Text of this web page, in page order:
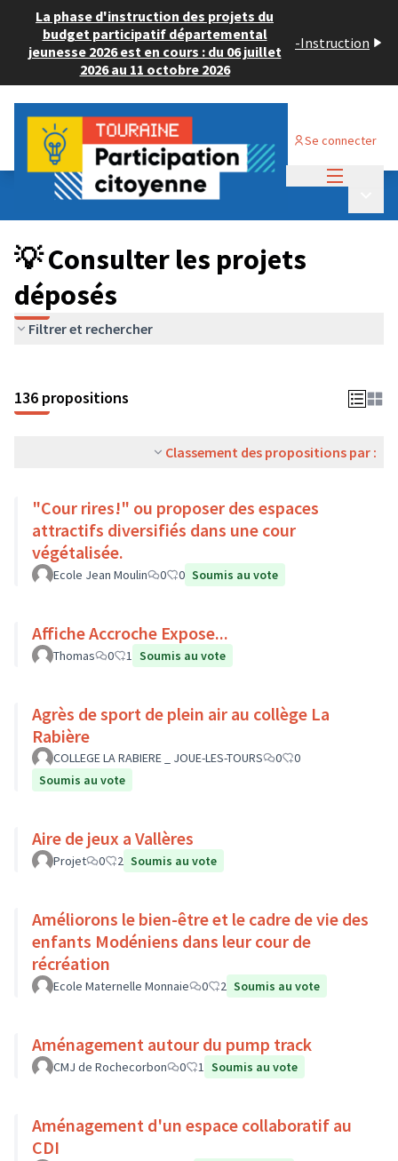
La phase d'instruction des projets du
budget participatif départemental
jeunesse 2026 est en cours : du 06 juillet
2026 au 11 octobre 2026
-Instruction
Se connecter
Budget Participatif JEUNESSE 2024
💡 Consulter les projets déposés
💡 Consulter les projets
déposés
Filtrer et rechercher
136 propositions
Classement des propositions par :
"Cour rires!" ou proposer des espaces
attractifs diversifiés dans une cour
végétalisée.
Ecole Jean Moulin 0 0 Soumis au vote
Affiche Accroche Expose...
Thomas 0 1 Soumis au vote
Agrès de sport de plein air au collège La
Rabière
COLLEGE LA RABIERE _ JOUE-LES-TOURS 0
0
Soumis au vote
Aire de jeux a Vallères
Projet 0 2 Soumis au vote
Améliorons le bien-être et le cadre de vie des
enfants Modéniens dans leur cour de
récréation
Ecole Maternelle Monnaie 0 2 Soumis au vote
Aménagement autour du pump track
CMJ de Rochecorbon 0 1 Soumis au vote
Aménagement d'un espace collaboratif au
CDI